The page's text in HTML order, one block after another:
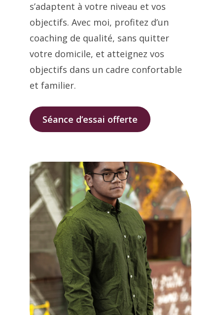
s’adaptent à votre niveau et vos
objectifs. Avec moi, profitez d’un
coaching de qualité, sans quitter
votre domicile, et atteignez vos
objectifs dans un cadre confortable
et familier.
Séance d’essai offerte